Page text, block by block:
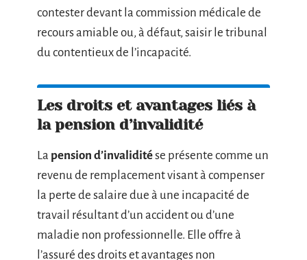
contester devant la commission médicale de
recours amiable ou, à défaut, saisir le tribunal
du contentieux de l’incapacité.
Les droits et avantages liés à
la pension d’invalidité
La pension d’invaliditése présente comme un
revenu de remplacement visant à compenser
la perte de salaire due à une incapacité de
travail résultant d’un accident ou d’une
maladie non professionnelle. Elle offre à
l’assuré des droits et avantages non